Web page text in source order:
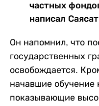
частных
написал
Он напомнил, что
государственных
освобождается.
начавшие обучение
показывающие